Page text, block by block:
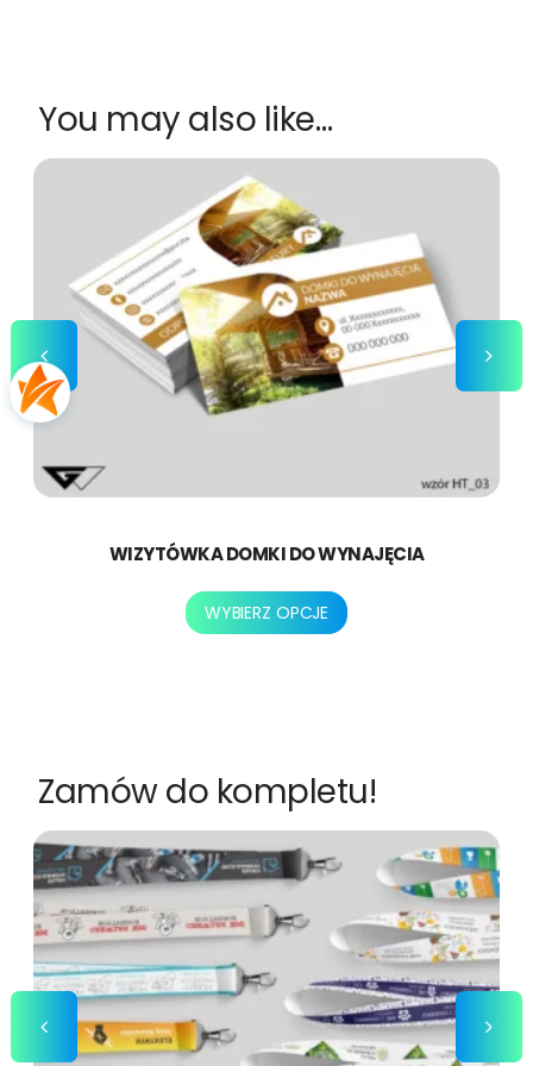
You may also like…
WIZYTÓWKA DOMKI DO WYNAJĘCIA
WYBIERZ OPCJE
Ten
można
wybrać
na
stronie
produktu
Zamów do kompletu!